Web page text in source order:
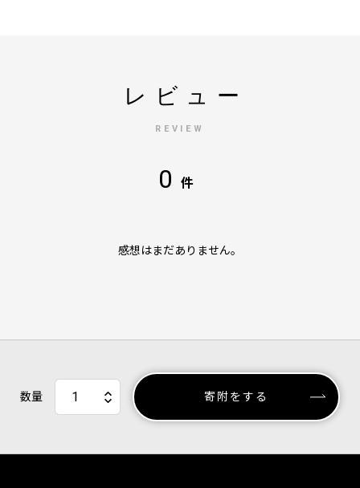
レビュー
REVIEW
0 件
感想はまだありません。
数量 寄附をする